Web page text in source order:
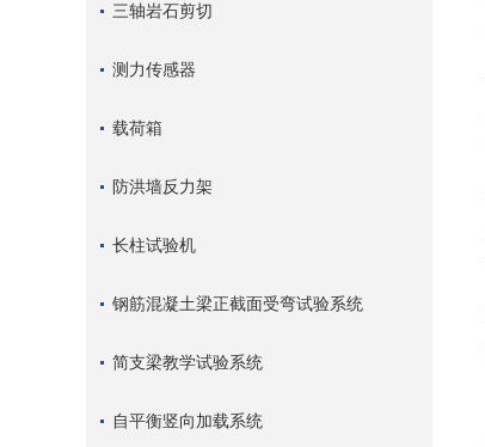
三轴岩石剪切
测力传感器
载荷箱
防洪墙反力架
长柱试验机
钢筋混凝土梁正截面受弯试验系统
简支梁教学试验系统
自平衡竖向加载系统